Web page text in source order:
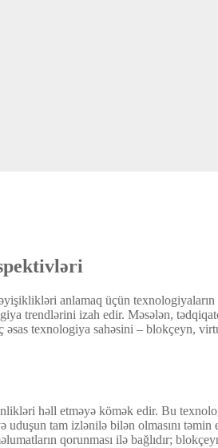
anlamaq üçün
trendlərini izah edir. Məsələn,
texnologiya sahəsini – blokçeyn,
həll etməyə kömək edir. Bu
tam izlənilə bilən olmasını təmin
qorunması ilə bağlıdır;